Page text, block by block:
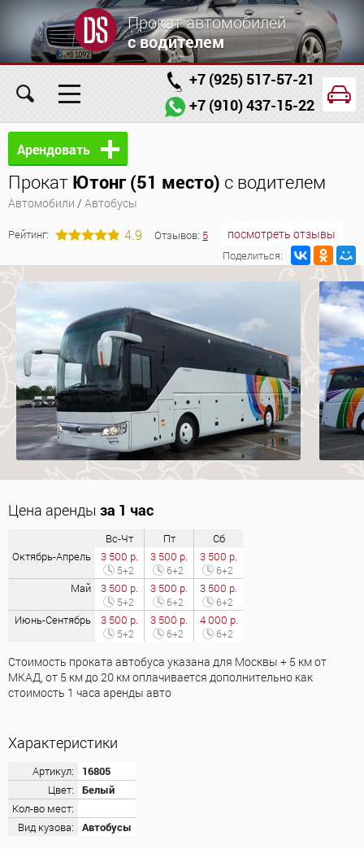
Прокат автомобилей
с водителем
+7 (925) 517-57-21
+7 (910) 437-15-22
Главная Автомобили
Условия аренды Заказ проката онлайн
Арендовать
Прокат Ютонг (51 место) с водителем
Автомобили / Автобусы
Рейтинг: 4.9 Отзывов: 5 посмотреть отзывы
Поделиться:
Цена аренды за 1 час
Вс-Чт Пт
Сб
Октябрь-Апрель
3 500 р.
5+2
3 500 р.
6+2
3 500 р.
6+2
Май 3 500 р.
5+2
3 500 р.
6+2
3 500 р.
6+2
Июнь-Сентябрь 3 500 р.
5+2
3 500 р.
6+2
4 000 р.
6+2
Стоимость проката автобуса указана для Москвы + 5 км от
МКАД, от 5 км до 20 км оплачивается дополнительно как
стоимость 1 часа аренды авто
Характеристики
Артикул:
16805
Цвет:
Белый
Кол-во мест:
Вид кузова:
Автобусы